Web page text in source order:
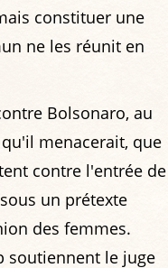
constituer une
ne les réunit en
Bolsonaro, au
menacerait, que
contre l'entrée de
un prétexte
des femmes.
soutiennent le juge